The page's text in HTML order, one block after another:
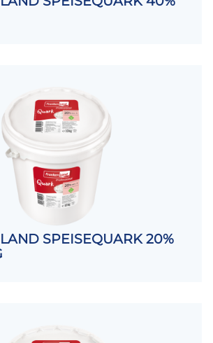
SPEISEQUARK 20%